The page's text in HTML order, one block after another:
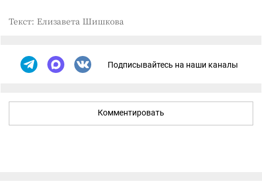
Текст: Елизавета Шишкова
Подписывайтесь на наши каналы
Комментировать